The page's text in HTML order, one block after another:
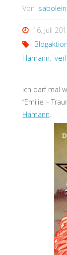
Von sabolein
16. Juli
Blogaktion
Hamann,
ich darf mal
“Emilie –
Hamann